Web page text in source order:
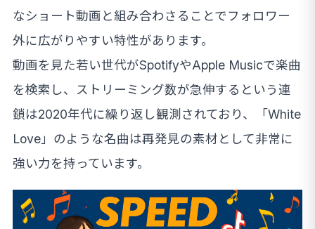
なショート動画と組み合わさることでフォロワー
外に広がりやすい特性があります。
動画を見た若い世代がSpotifyやApple Musicで楽曲
を検索し、ストリーミング数が急伸するという連
鎖は2020年代に繰り返し観測されており、「White
Love」のような名曲は再発見の素材として非常に
強い力を持っています。